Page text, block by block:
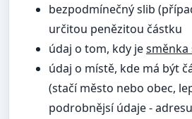
bezpodmínečný slib
určitou penězitou částku
údaj o tom, kdy jesměnka
údaj o místě, kde má být
(stačí město nebo obec,
podrobnějsí údaje -